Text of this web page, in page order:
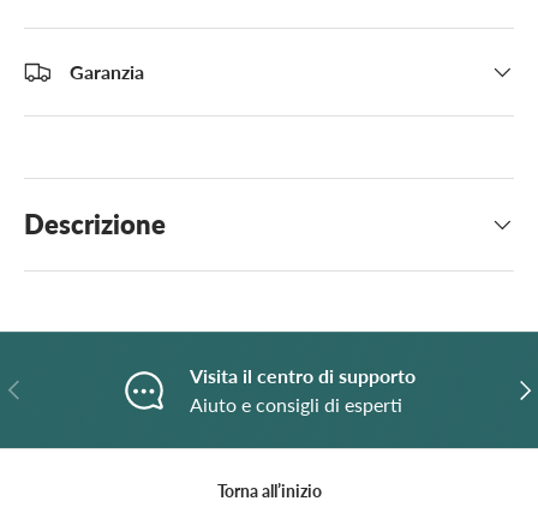
Garanzia
Descrizione
Indietro
Visita il centro di supporto
Aiuto e consigli di esperti
Torna all’inizio